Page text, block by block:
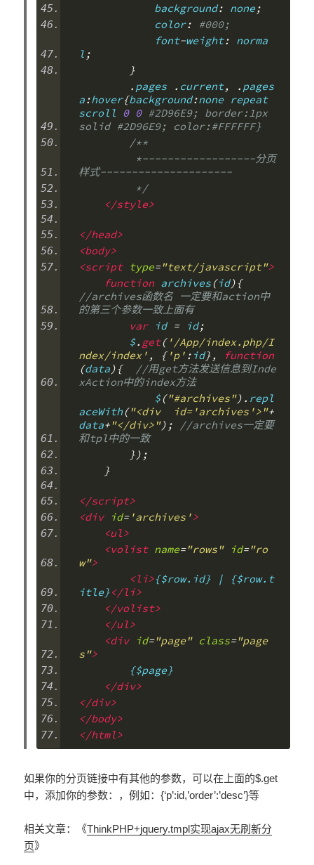
            background
: none;
            color
:
#000;
            font
-weight: norma
l ;
}
. pages . current, . pages
a:hover{background:none repeat
scroll 0 0 #2D96E9; border:1px
solid #2D96E9; color:#FFFFFF}
/**
样式---------------------
         */
</style>
</head>
<body>
<script type="text/javascript">
function archives (id){
//archives函数名 一定要和action中
的第三个参数一致上面有
var id = id;
        $
. get('/App/index.php/I
ndex/index' , {'p' : id},
function
(data ){
//用get方法发送信息到Inde
xAction中的index方法
            $
("#archives"). repl
aceWith ("<div  id='archives'>"+
data+"</div>");
//archives一定要
和tpl中的一致
});
}
</script>
<div
id='archives'>
<ul>
<volist name="rows" id="ro
w">
<li>{$row.id} | {$row.t
itle}</li>
</volist>
</ul>
<div
id="page" class="page
s">
        {$page}
</div>
</div>
</body>
</html>
如果你的分页链接中有其他的参数，可以在上面的$.get
中，添加你的参数：，例如：{‘p’:id,’order’:’desc’}等
相关文章：《ThinkPHP+jquery.tmpl实现ajax无刷新分
页》